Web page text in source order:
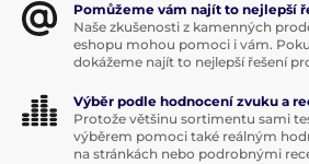
Pomůžeme vám najít to nejlepší
Naše zkušenosti z kamenných
eshopu mohou pomoci i vám.
dokážeme najít to nejlepší řešení
Výběr podle hodnocení zvuku a
Protože většinu sortimentu sami
výběrem pomoci také reálným
na stránkách nebo podrobnými